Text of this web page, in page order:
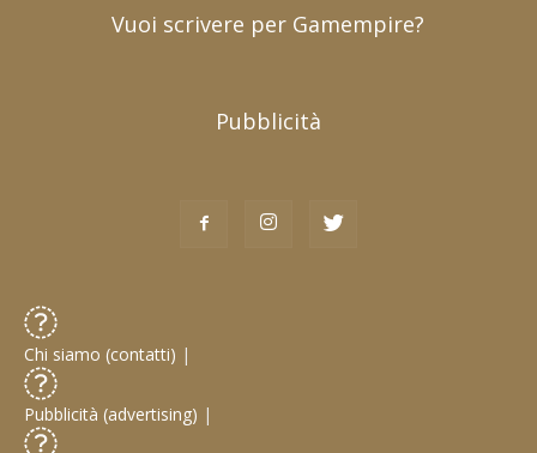
Vuoi scrivere per Gamempire?
Pubblicità
Chi siamo (contatti) |
Pubblicità (advertising) |